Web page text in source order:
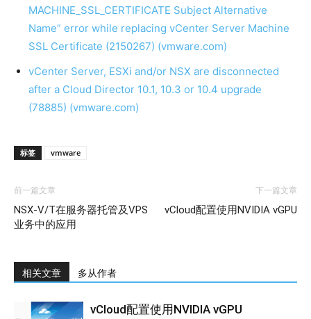
MACHINE_SSL_CERTIFICATE Subject Alternative
Name” error while replacing vCenter Server Machine
SSL Certificate (2150267) (vmware.com)
vCenter Server, ESXi and/or NSX are disconnected
after a Cloud Director 10.1, 10.3 or 10.4 upgrade
(78885) (vmware.com)
标签 vmware
前一篇文章
NSX-V/T在服务器托管及VPS
业务中的应用
下一篇文章
vCloud配置使用NVIDIA vGPU
相关文章 多从作者
vCloud配置使用NVIDIA vGPU